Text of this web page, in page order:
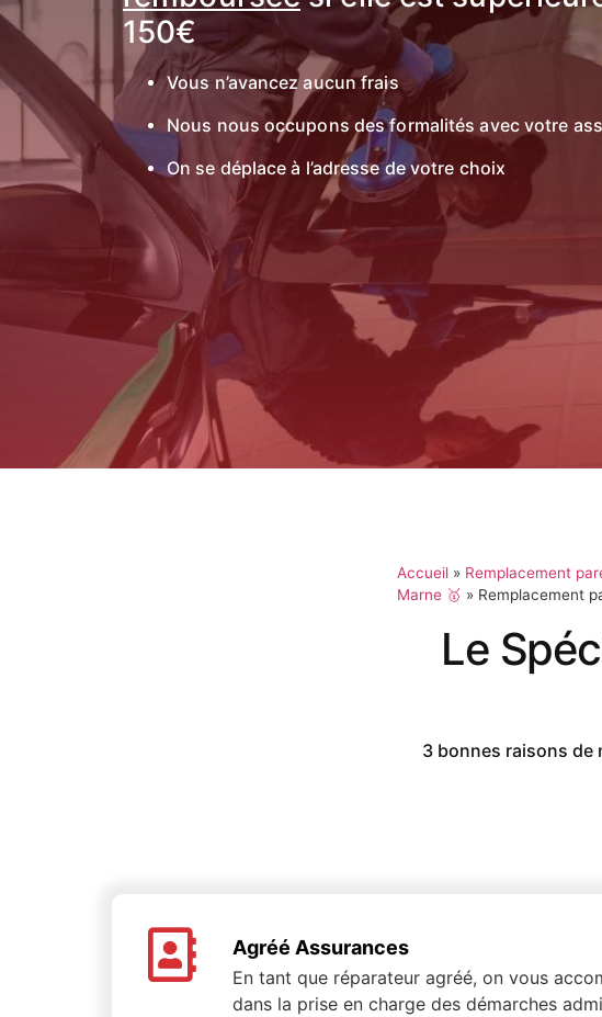
150€
Vous n’avancez aucun frais
Nous nous occupons des formalités avec votre
On se déplace à l’adresse de votre choix
Accueil » Remplacement
Marne 🥇 » Remplacement
Le
3 bonnes raisons de
Agréé Assurances
En tant que réparateur agréé, on vous
dans la prise en charge des démarches